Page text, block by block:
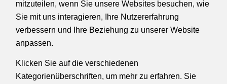
mitzuteilen, wenn Sie unsere Websites besuchen, wie
Sie mit uns interagieren, Ihre Nutzererfahrung
verbessern und Ihre Beziehung zu unserer Website
anpassen.
Klicken Sie auf die verschiedenen
Kategorienüberschriften, um mehr zu erfahren. Sie